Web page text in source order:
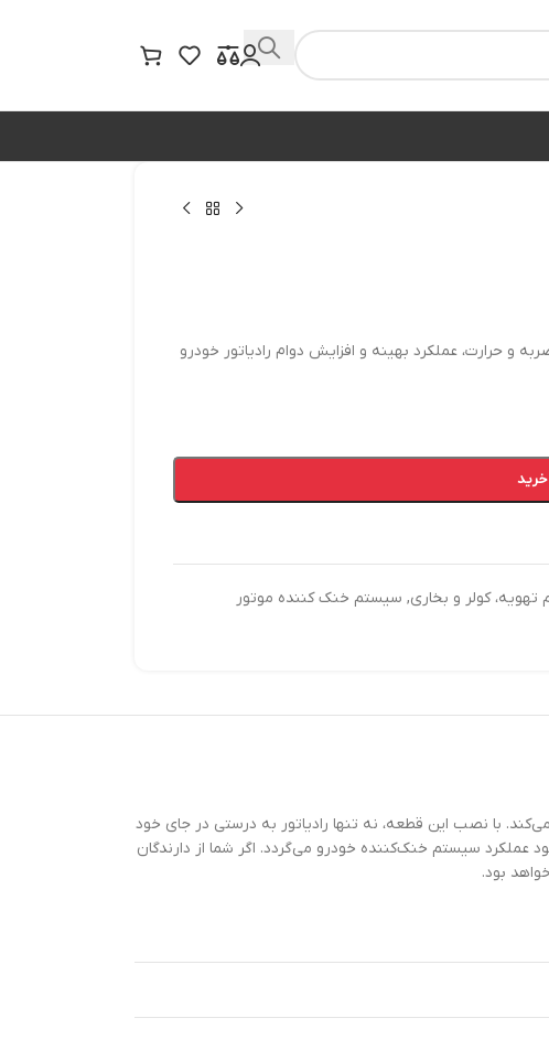
و حرارت، عملکرد بهینه و افزایش دوام رادیاتور خودرو
کولر و بخاری, سیستم خنک کننده موتور
با نصب این قطعه، نه تنها رادیاتور به درستی در جای خود
عملکرد سیستم خنک‌کننده خودرو می‌گردد. اگر شما از دارندگان
بود.